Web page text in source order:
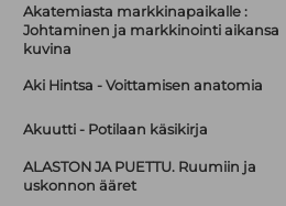
Akatemiasta markkinapaikalle :
Johtaminen ja markkinointi aikansa
kuvina
Aki Hintsa - Voittamisen anatomia
Akuutti - Potilaan käsikirja
ALASTON JA PUETTU. Ruumiin ja
uskonnon ääret